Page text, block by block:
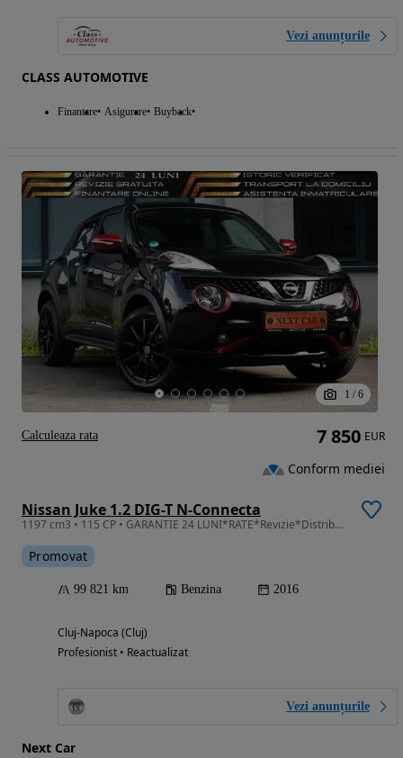
Vezi anunțurile
CLASS AUTOMOTIVE
Finantare Asigurare Buyback
1 / 6
Nissan Juke 1.2 DIG-T N-Connecta
1197 cm3 • 115 CP • GARANTIE 24 LUNI*RATE*Revizie*Distributie*Alcantara*Navi*Camera
Promovat
99 821 km Benzina 2016
Cluj-Napoca (Cluj)
Profesionist • Reactualizat
Vezi anunțurile
Next Car
7 850 EUR
Conform mediei
Calculeaza rata